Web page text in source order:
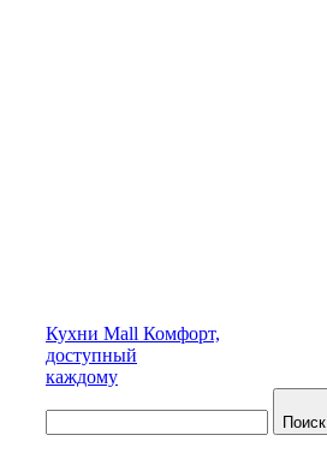
Кухни Mall Комфорт,
доступный
каждому
Поиск